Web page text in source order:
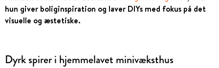
hun giver boliginspiration og laver DIYs med fokus på det
visuelle og æstetiske.
Dyrk spirer i hjemmelavet minivæksthus